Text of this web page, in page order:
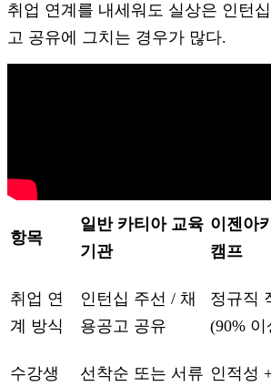
취업 연계를 내세워도 실상은 인턴
고 공유에 그치는 경우가 많다.
항목
일반 카티아 교육
기관
이젠아
캠프
취업 연
계 방식
인턴십 주선 / 채
용공고 공유
정규직
(90% 이
수강생
선착순 또는 서류 인적성